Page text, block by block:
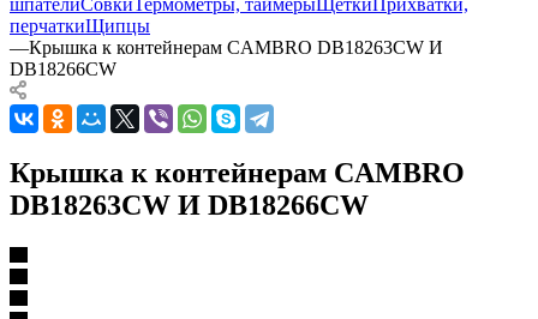
шпателиСовкиТермометры, таймерыЩеткиПрихватки,
перчаткиЩипцы
—Крышка к контейнерам CAMBRO DB18263CW И
DB18266CW
Крышка к контейнерам CAMBRO
DB18263CW И DB18266CW